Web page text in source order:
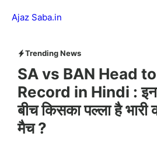
Ajaz Saba.in
Trending News
SA vs BAN Head
Record in Hindi : इन
बीच किसका पल्ला है
मैच ?